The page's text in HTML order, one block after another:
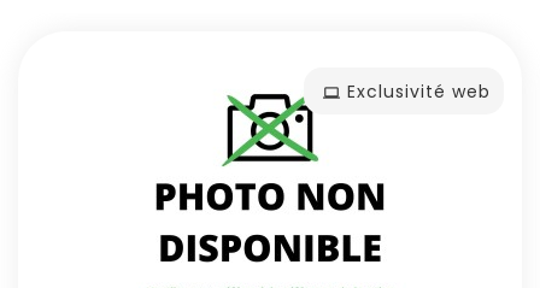
Exclusivité web